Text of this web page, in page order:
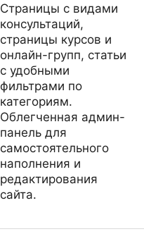
Страницы с видами
консультаций,
страницы курсов и
онлайн-групп, статьи
с удобными
фильтрами по
категориям.
Облегченная админ-
панель для
самостоятельного
наполнения и
редактирования
сайта.